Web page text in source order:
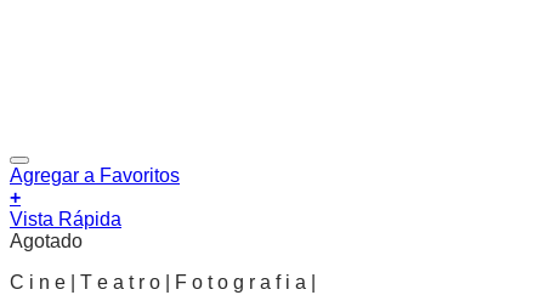
Agregar a Favoritos
+
Vista Rápida
Agotado
C i n e | T e a t r o | F o t o g r a f i a |